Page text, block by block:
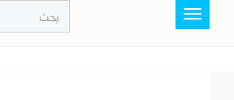
Toggle
navigation